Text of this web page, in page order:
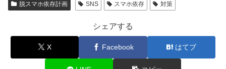
脱スマホ依存計画 SNS スマホ依存 対策
シェアする
X Facebook はてブ